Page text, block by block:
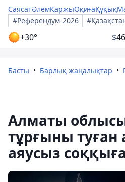
СаясатӘлемҚаржыОқиғаҚұқық
#Референдум-2026
+30° $
Басты Барлық жаңалықтар
Алматы
тұрғыны туған
аяусыз